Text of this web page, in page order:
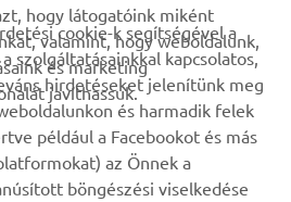
hogy látogatóink miként
valamint, hogy weboldalunk,
és marketing
javíthassuk.
cookie-k segítségével a
szolgáltatásainkkal kapcsolatos,
hirdetéseket jelenítünk meg
és harmadik felek
például a Facebookot és más
az Önnek a
böngészési viselkedése